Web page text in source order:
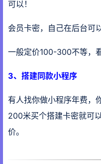
可以！
会员卡密，自己在后台可
一般定价100-300不等，
3、搭建同款小程序
有人找你做小程序年费，
200米买个搭建卡密就可
价。